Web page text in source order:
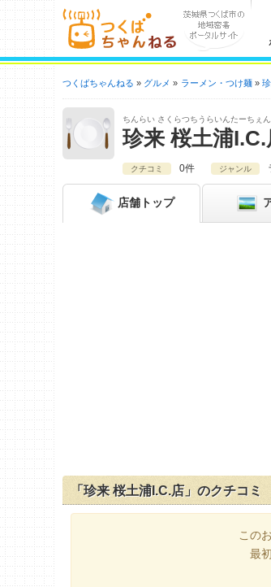
つくばちゃんねる グルメ ラーメン・つけ麺
ちんらい さくらつちうらいんたーちぇん
珍来 桜土浦I.C.
クチコミ 0件 ジャンル
店舗 トップ
「珍来 桜土浦I.C.店」のクチコミ
この
最